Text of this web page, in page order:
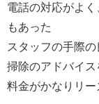
電話の対応がよ
もあった
スタッフの手際
掃除のアドバイス
料金がかなりリー